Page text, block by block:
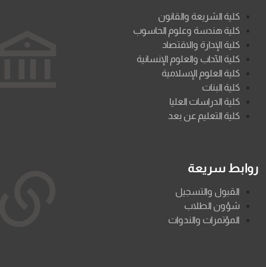
كلية الشريعة والقانون
كلية هندسة وعلوم الحاسوب
كلية الإدارة والاقتصاد
كلية الآداب والعلوم الإنسانية
كلية العلوم الإسلامية
كلية البنات
كلية الدراسات العليا
كلية التعليم عن بعد
روابط سريعة
القبول والتسجيل
شؤون الطلاب
المؤتمرات والندوات